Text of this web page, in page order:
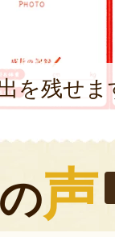
を残せま
声